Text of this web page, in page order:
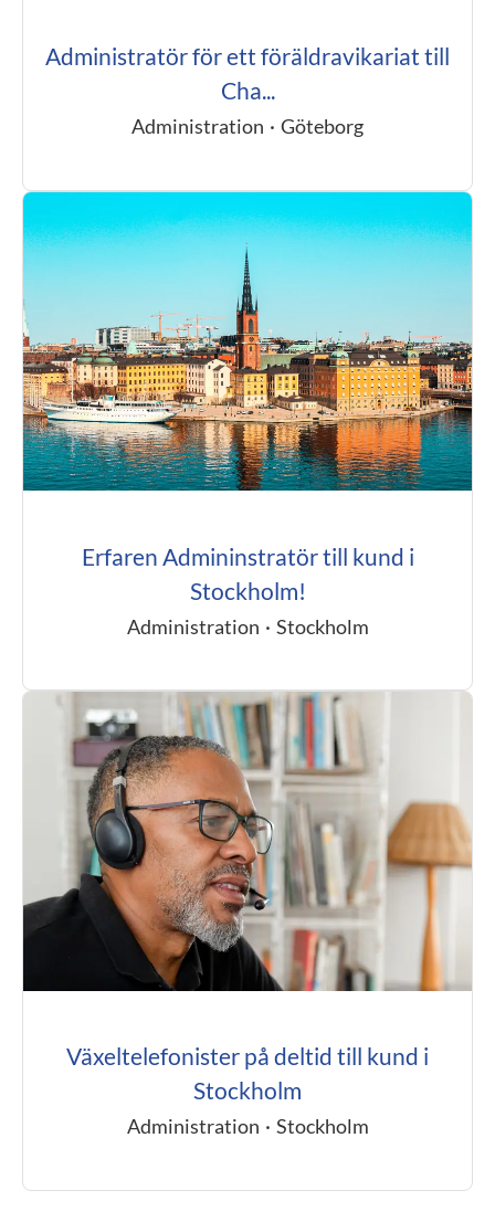
Administratör för ett föräldravikariat till
Cha...
Administration · Göteborg
Erfaren Admininstratör till kund i
Stockholm!
Administration · Stockholm
Växeltelefonister på deltid till kund i
Stockholm
Administration · Stockholm